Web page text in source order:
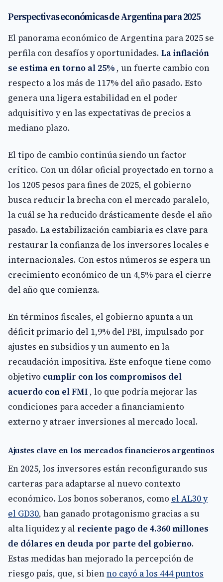
Perspectivas económicas de Argentina para 2025
El panorama económico de Argentina para 2025 se
perfila con desafíos y oportunidades. La inflación
se estima en torno al 25% , un fuerte cambio con
respecto a los más de 117% del año pasado. Esto
genera una ligera estabilidad en el poder
adquisitivo y en las expectativas de precios a
mediano plazo.
El tipo de cambio continúa siendo un factor
crítico. Con un dólar oficial proyectado en torno a
los 1205 pesos para fines de 2025, el gobierno
busca reducir la brecha con el mercado paralelo,
la cuál se ha reducido drásticamente desde el año
pasado. La estabilización cambiaria es clave para
restaurar la confianza de los inversores locales e
internacionales. Con estos números se espera un
crecimiento económico de un 4,5% para el cierre
del año que comienza.
En términos fiscales, el gobierno apunta a un
déficit primario del 1,9% del PBI, impulsado por
ajustes en subsidios y un aumento en la
recaudación impositiva. Este enfoque tiene como
objetivo cumplir con los compromisos del
acuerdo con el FMI , lo que podría mejorar las
condiciones para acceder a financiamiento
externo y atraer inversiones al mercado local.
Ajustes clave en los mercados financieros argentinos
En 2025, los inversores están reconfigurando sus
carteras para adaptarse al nuevo contexto
económico. Los bonos soberanos, como el AL30 y
el GD30, han ganado protagonismo gracias a su
alta liquidez y al reciente pago de 4.360 millones
de dólares en deuda por parte del gobierno.
Estas medidas han mejorado la percepción de
riesgo país, que, si bienno cayó a los 444 puntos